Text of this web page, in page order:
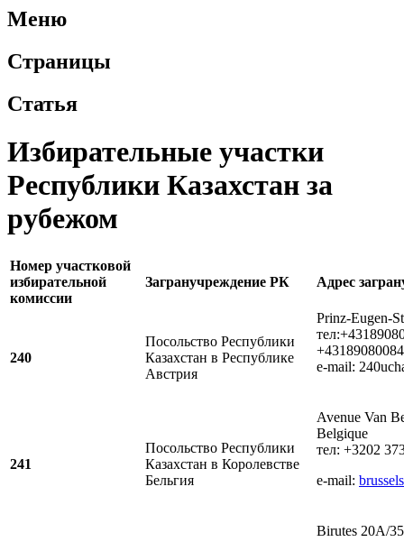
Меню
Страницы
Статья
Избирательные участки
Республики Казахстан за
рубежом
Номер участковой
избирательной
комиссии
Загранучреждение РК Адрес
240
Посольство Республики
Казахстан в Республике
Австрия
Prinz-Eugen-
e-mail:
241
Посольство Республики
Казахстан в Королевстве
Бельгия
Avenue Van
Belgique
тел: +3202
e-mail:
Birutes 20A/